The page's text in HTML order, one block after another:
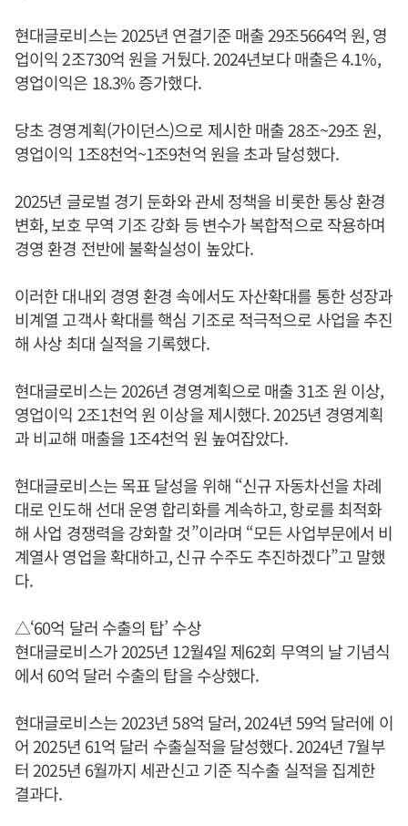
현대글로비스는 2025년 연결기준 매출 29조5664억 원, 영
업이익 2조730억 원을 거뒀다. 2024년보다 매출은 4.1%,
영업이익은 18.3% 증가했다.
당초 경영계획(가이던스)으로 제시한 매출 28조~29조 원,
영업이익 1조8천억~1조9천억 원을 초과 달성했다.
2025년 글로벌 경기 둔화와 관세 정책을 비롯한 통상 환경
변화, 보호 무역 기조 강화 등 변수가 복합적으로 작용하며
경영 환경 전반에 불확실성이 높았다.
이러한 대내외 경영 환경 속에서도 자산확대를 통한 성장과
비계열 고객사 확대를 핵심 기조로 적극적으로 사업을 추진
해 사상 최대 실적을 기록했다.
현대글로비스는 2026년 경영계획으로 매출 31조 원 이상,
영업이익 2조1천억 원 이상을 제시했다. 2025년 경영계획
과 비교해 매출을 1조4천억 원 높여잡았다.
현대글로비스는 목표 달성을 위해 “신규 자동차선을 차례
대로 인도해 선대 운영 합리화를 계속하고, 항로를 최적화
해 사업 경쟁력을 강화할 것”이라며 “모든 사업부문에서 비
계열사 영업을 확대하고, 신규 수주도 추진하겠다”고 말했
다.
△‘60억 달러 수출의 탑’ 수상
현대글로비스가 2025년 12월4일 제62회 무역의 날 기념식
에서 60억 달러 수출의 탑을 수상했다.
현대글로비스는 2023년 58억 달러, 2024년 59억 달러에 이
어 2025년 61억 달러 수출실적을 달성했다. 2024년 7월부
터 2025년 6월까지 세관신고 기준 직수출 실적을 집계한
결과다.